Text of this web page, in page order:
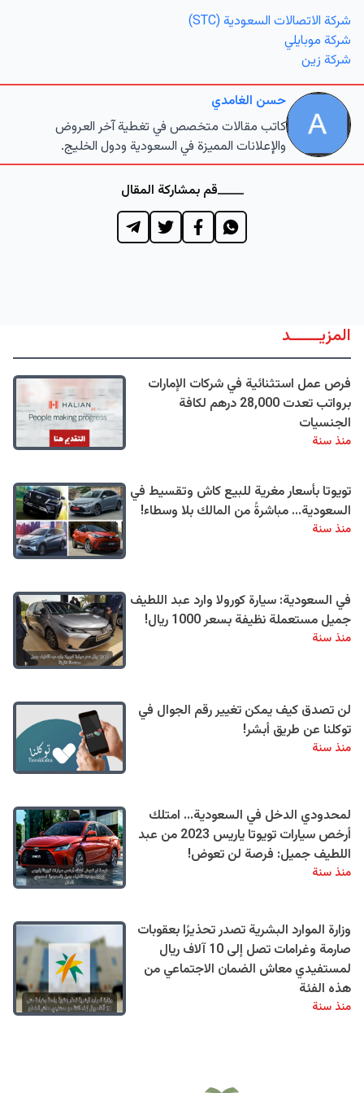
شركة الاتصالات السعودية (STC)
شركة موبايلي
شركة زين
حسن الغامدي
كاتب مقالات متخصص في تغطية آخر العروض
والإعلانات المميزة في السعودية ودول الخليج.
قم بمشاركة المقال
المزيــــــد
فرص عمل استثنائية في شركات الإمارات
برواتب تعدت 28,000 درهم لكافة
الجنسيات
منذ سنة
تويوتا بأسعار مغرية للبيع كاش وتقسيط في
السعودية... مباشرةً من المالك بلا وسطاء!
منذ سنة
في السعودية: سيارة كورولا وارد عبد اللطيف
جميل مستعملة نظيفة بسعر 1000 ريال!
منذ سنة
لن تصدق كيف يمكن تغيير رقم الجوال في
توكلنا عن طريق أبشر!
منذ سنة
لمحدودي الدخل في السعودية... امتلك
أرخص سيارات تويوتا ياريس 2023 من عبد
اللطيف جميل: فرصة لن تعوض!
منذ سنة
وزارة الموارد البشرية تصدر تحذيرًا بعقوبات
صارمة وغرامات تصل إلى 10 آلاف ريال
لمستفيدي معاش الضمان الاجتماعي من
هذه الفئة
منذ سنة